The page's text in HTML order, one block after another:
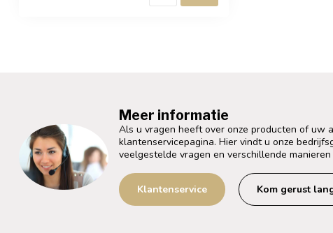
Meer informatie
Als u vragen heeft over onze producten of uw
klantenservicepagina. Hier vindt u onze
veelgestelde vragen en verschillende
Klantenservice Kom gerust